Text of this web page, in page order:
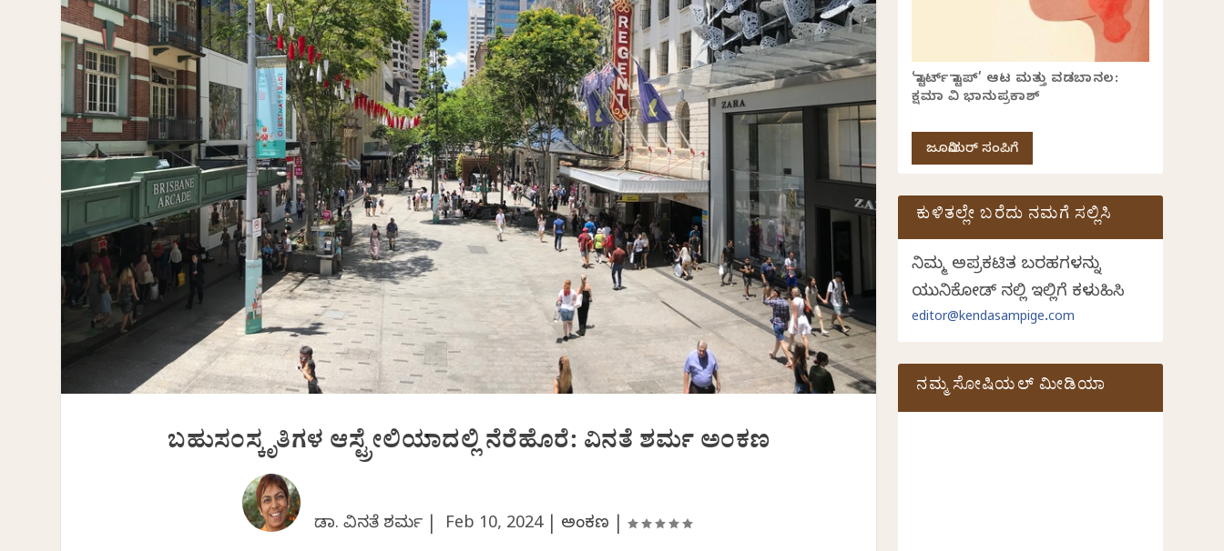
ಬಹುಸಂಸ್ಕೃತಿಗಳ ಆಸ್ಟ್ರೇಲಿಯಾದಲ್ಲಿ ನೆರೆಹೊರೆ: ವಿನತೆ ಶರ್ಮ ಅಂಕಣ
ಡಾ. ವಿನತೆ ಶರ್ಮ | Feb 10, 2024| ಅಂಕಣ
‘ಸ್ಟಾರ್ಟ್ ಸ್ಟಾಪ್’ ಆಟ ಮತ್ತು ವಡಬಾನಲ:
ಕ್ಷಮಾ ವಿ ಭಾನುಪ್ರಕಾಶ್
ಜೂನಿಯರ್ ಸಂಪಿಗೆ
ಕುಳಿತಲ್ಲೇ ಬರೆದು ನಮಗೆ ಸಲ್ಲಿಸಿ
ನಿಮ್ಮ ಅಪ್ರಕಟಿತ ಬರಹಗಳನ್ನು
ಯುನಿಕೋಡ್ ನಲ್ಲಿ ಇಲ್ಲಿಗೆ ಕಳುಹಿಸಿ
editor@kendasampige.com
ನಮ್ಮ ಸೋಷಿಯಲ್‌ ಮೀಡಿಯಾ